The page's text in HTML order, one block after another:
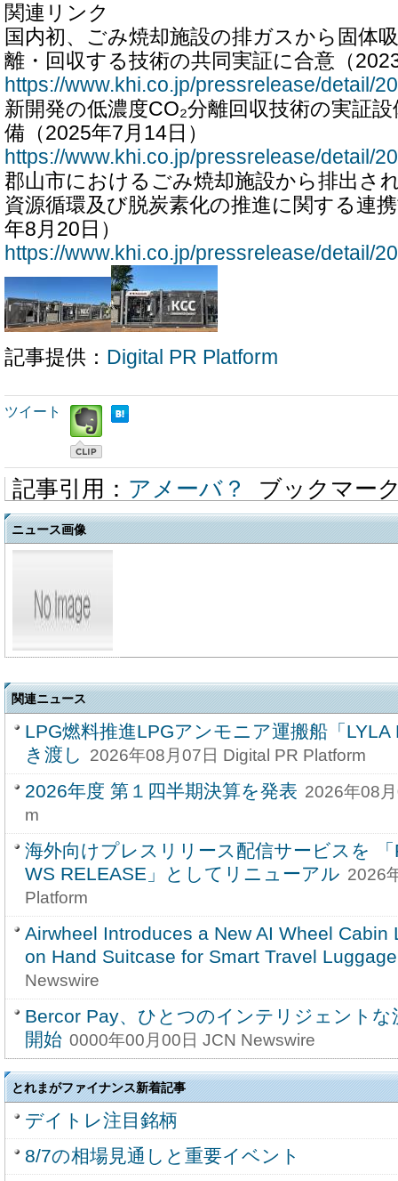
関連リンク
国内初、ごみ焼却施設の排ガスから固体
離・回収する技術の共同実証に合意（
https://www.khi.co.jp/pressrelease/detail/
新開発の低濃度CO₂分離回収技術の実証
備（2025年7月14日）
https://www.khi.co.jp/pressrelease/detail/
郡山市におけるごみ焼却施設から排出さ
資源循環及び脱炭素化の推進に関する連
年8月20日）
https://www.khi.co.jp/pressrelease/detail/
記事提供： Digital PR Platform
ツイート
記事引用： アメーバ？ ブックマー
ニュース画像
関連ニュース
LPG燃料推進LPGアンモニア運搬船「LYLA
き渡し
2026年08月07日 Digital PR Platform
2026年度 第１四半期決算を発表 2026年08
m
海外向けプレスリリース配信サービスを
WS RELEASE」としてリニューアル 2026
Platform
Airwheel Introduces a New AI Wheel Cabin
on Hand Suitcase for Smart Travel Luggage
Newswire
Bercor Pay、ひとつのインテリジェントな
開始 0000年00月00日 JCN Newswire
とれまがファイナンス新着記事
デイトレ注目銘柄
8/7の相場見通しと重要イベント